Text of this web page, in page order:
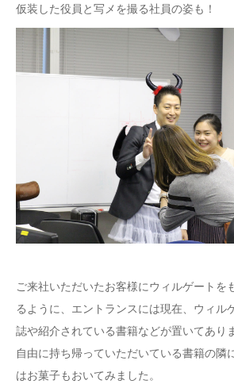
仮装した役員と写メを撮る社員の姿も！
ご来社いただいたお客様にウィルゲートを
るように、エントランスには現在、ウィル
誌や紹介されている書籍などが置いてあり
自由に持ち帰っていただいている書籍の隣
はお菓子もおいてみました。